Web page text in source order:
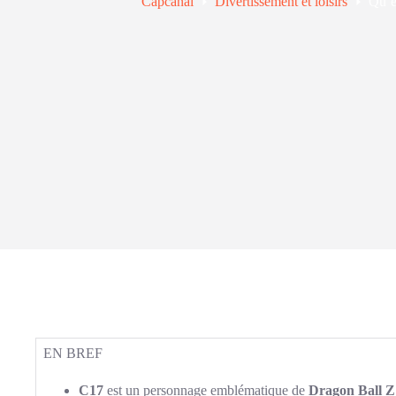
EN BREF
C17 est un personnage emblématique de Dragon Ball Z